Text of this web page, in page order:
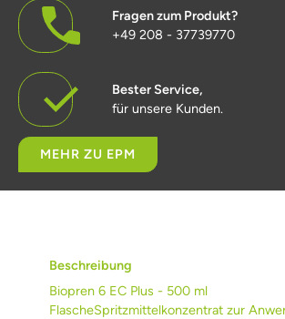
Fragen zum Produkt?
+49 208 - 37739770
Bester Service,
für unsere Kunden.
MEHR ZU EPM
Beschreibung
Biopren 6 EC Plus - 500 ml
FlascheSpritzmittelkonzentrat zur